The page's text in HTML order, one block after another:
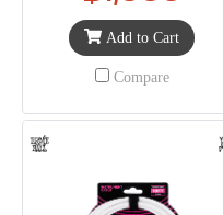
Add to Cart
Compare